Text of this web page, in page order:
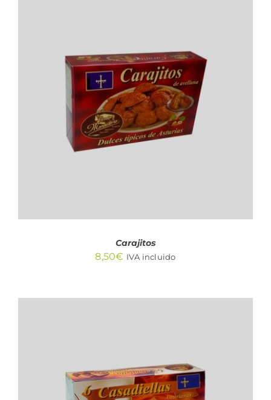
AÑADIR AL CARRITO
/
DETALLES
Carajitos
8,50€ IVA incluido